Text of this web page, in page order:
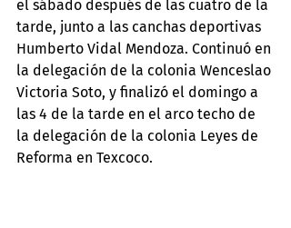
el sábado después de las cuatro de la
tarde, junto a las canchas deportivas
Humberto Vidal Mendoza. Continuó en
la delegación de la colonia Wenceslao
Victoria Soto, y finalizó el domingo a
las 4 de la tarde en el arco techo de
la delegación de la colonia Leyes de
Reforma en Texcoco.